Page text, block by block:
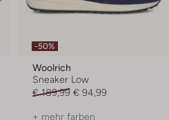
-50%
Woolrich
Sneaker Low
€ 189,99 € 94,99
+ mehr farben